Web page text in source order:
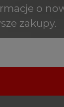
o
zakupy.